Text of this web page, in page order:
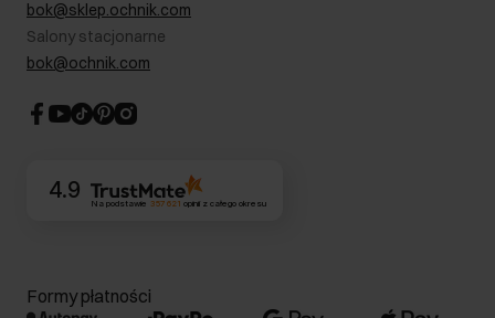
Bezpieczne zakupy
Blog
Informacje prawne
Dla akcjonariuszy
CSR
bok@sklep.ochnik.com
Salony stacjonarne
bok@ochnik.com
4.9
Na podstawie 357 621 opinii z całego okresu
Formy płatności